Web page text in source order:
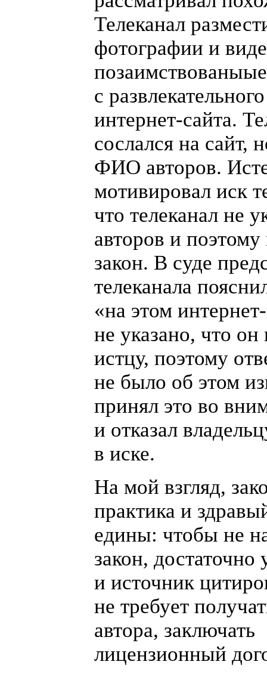
Телеканал
фотографии и
позаимствованыые
с развлекательного
интернет-сайта.
сослался на сайт,
ФИО авторов.
мотивировал иск
что телеканал не
авторов и
закон. В суде
телеканала
«на этом
не указано, что
истцу, поэтому
не было об этом
принял это во
и отказал
в иске.
На мой взгляд,
практика и
едины: чтобы не
закон, достаточно
и источник
не требует
автора, заключать
лицензионный